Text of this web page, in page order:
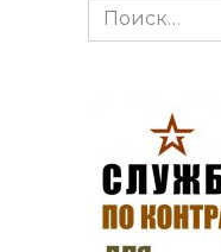
Search
for: